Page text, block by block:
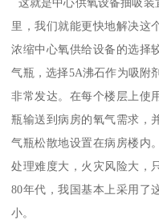
里，我们就能更快地解决这
浓缩中心氧供给设备的选择
气瓶，选择5A沸石作为吸附
非常发达。在每个楼层上使
瓶输送到病房的氧气需求，
气瓶松散地设置在病房楼内
处理难度大，火灾风险大，
80年代，我国基本上采用了
小。